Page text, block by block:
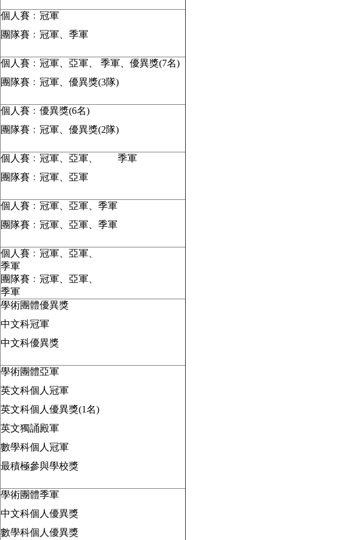
個人賽﹕冠軍
團隊賽﹕冠軍、季軍
個人賽﹕冠軍、亞軍、 季軍、優異獎(7名)
團隊賽﹕冠軍、優異獎(3隊)
個人賽﹕優異獎(6名)
團隊賽﹕冠軍、優異獎(2隊)
個人賽﹕冠軍、亞軍、 季軍
團隊賽﹕冠軍、亞軍
個人賽﹕冠軍、亞軍、季軍
團隊賽﹕冠軍、亞軍、季軍
個人賽﹕冠軍、亞軍、
季軍
團隊賽﹕冠軍、亞軍、
季軍
學術團體優異獎
中文科冠軍
中文科優異獎
學術團體亞軍
英文科個人冠軍
英文科個人優異獎(1名)
英文獨誦殿軍
數學科個人冠軍
最積極參與學校獎
學術團體季軍
中文科個人優異獎
數學科個人優異獎